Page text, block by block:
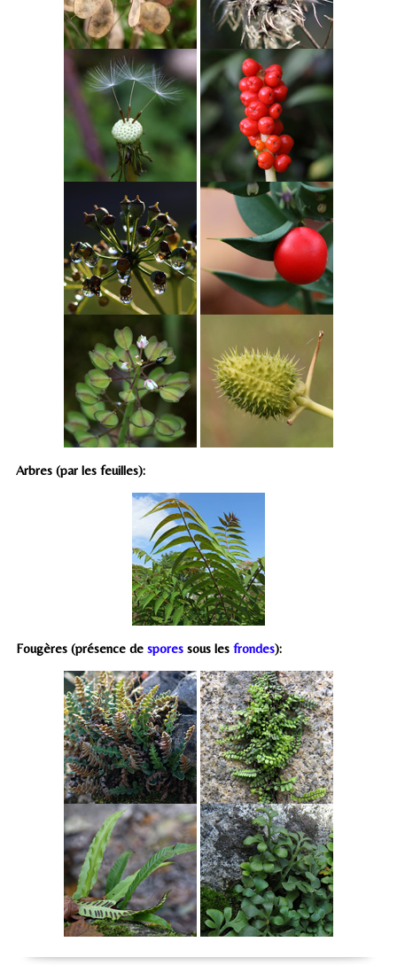
Arbres (par les feuilles):
Fougères (présence de spores sous les frondes):